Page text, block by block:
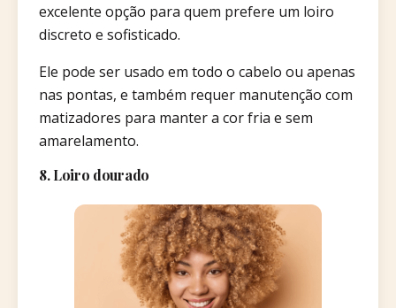
excelente opção para quem prefere um loiro
discreto e sofisticado.
Ele pode ser usado em todo o cabelo ou apenas
nas pontas, e também requer manutenção com
matizadores para manter a cor fria e sem
amarelamento.
8. Loiro dourado